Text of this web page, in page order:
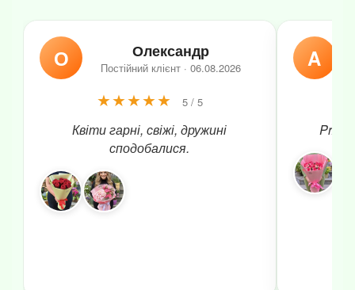
О Олександр
Постійний клієнт · 06.08.2026
★★★★★ 5 / 5
Квіти гарні, свіжі, дружині
сподобалися.
A